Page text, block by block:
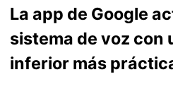
La app de Google
sistema de voz con
inferior más